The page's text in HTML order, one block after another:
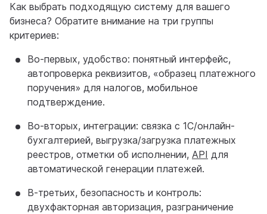
Как выбрать подходящую систему для вашего
бизнеса? Обратите внимание на три группы
критериев:
Во-первых, удобство: понятный интерфейс,
автопроверка реквизитов, «образец платежного
поручения» для налогов, мобильное
подтверждение.
Во-вторых, интеграции: связка с 1С/онлайн-
бухгалтерией, выгрузка/загрузка платежных
реестров, отметки об исполнении, API для
автоматической генерации платежей.
В-третьих, безопасность и контроль:
двухфакторная авторизация, разграничение